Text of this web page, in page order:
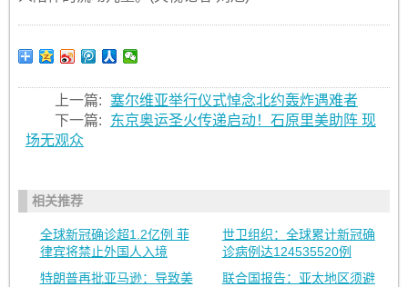
上一篇:
塞尔维亚举行仪式悼念北约轰炸遇难者
下一篇:
东京奥运圣火传递启动！石原里美助阵 现
场无观众
相关推荐
全球新冠确诊超1.2亿例 菲
律宾将禁止外国人入境
世卫组织：全球累计新冠确
诊病例达124535520例
特朗普再批亚马逊：导致美
联合国报告：亚太地区须避